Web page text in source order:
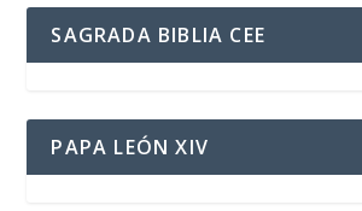
SAGRADA BIBLIA CEE
PAPA LEÓN XIV